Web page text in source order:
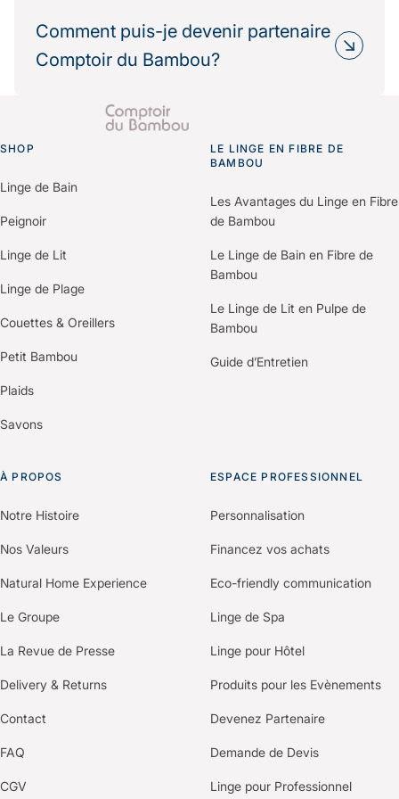
impact environnemental.
choisissent Comptoir du Bambou dans le cadre
de leur politique RSE.
Nous fournissons les informations
pour vos démarches de certification (Green Key,
Comment puis-je devenir partenaire
Comptoir du Bambou?
Il vous suffit de nous contacter via le formulaire
“Espace Professionnels” du site.
Un membre de notre équipe vous recontactera
pour comprendre vos besoins et construire une
offre personnalisée selon votre établissement.
SHOP
Linge de Bain
Peignoir
Linge de Lit
Linge de Plage
Couettes & Oreillers
Petit Bambou
Plaids
Savons
LE LINGE EN FIBRE DE
BAMBOU
Les Avantages du Linge en Fibre
de Bambou
Le Linge de Bain en Fibre de
Bambou
Le Linge de Lit en Pulpe de
Bambou
Guide d’Entretien
À PROPOS
Notre Histoire
Nos Valeurs
Natural Home Experience
Le Groupe
La Revue de Presse
Delivery & Returns
Contact
FAQ
CGV
ESPACE PROFESSIONNEL
Personnalisation
Financez vos achats
Eco-friendly communication
Linge de Spa
Linge pour Hôtel
Produits pour les Evènements
Devenez Partenaire
Demande de Devis
Linge pour Professionnel